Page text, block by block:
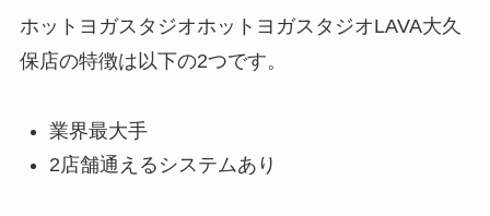
ホットヨガスタジオホットヨガスタジオLAVA大久
保店の特徴は以下の2つです。
業界最大手
2店舗通えるシステムあり